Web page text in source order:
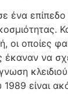
επίπεδο
οποίες
να
είναι